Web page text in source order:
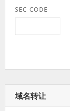
SEC-CODE
域名转让